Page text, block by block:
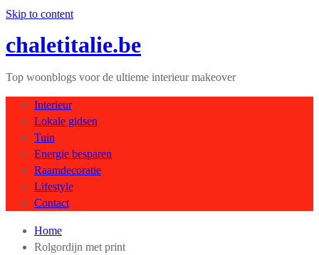
Skip to content
chaletitalie.be
Top woonblogs voor de ultieme interieur makeover
Interieur
Lokale gidsen
Tuin
Energie besparen
Raamdecoratie
Lifestyle
Contact
Home
Rolgordijn met print